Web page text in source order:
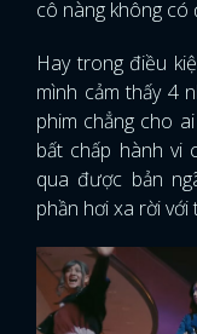
cô nàng không
Hay trong điều
mình cảm thấy 4
phim chẳng cho
bất chấp hành vi
qua được bản
phần hơi xa rời